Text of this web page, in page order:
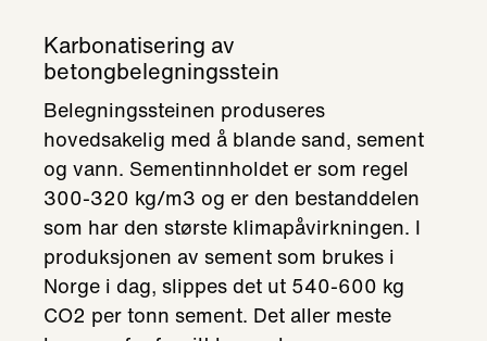
Karbonatisering av
betongbelegningsstein
Belegningssteinen produseres
hovedsakelig med å blande sand, sement
og vann. Sementinnholdet er som regel
300-320 kg/m3 og er den bestanddelen
som har den største klimapåvirkningen. I
produksjonen av sement som brukes i
Norge i dag, slippes det ut 540-600 kg
CO2 per tonn sement. Det aller meste